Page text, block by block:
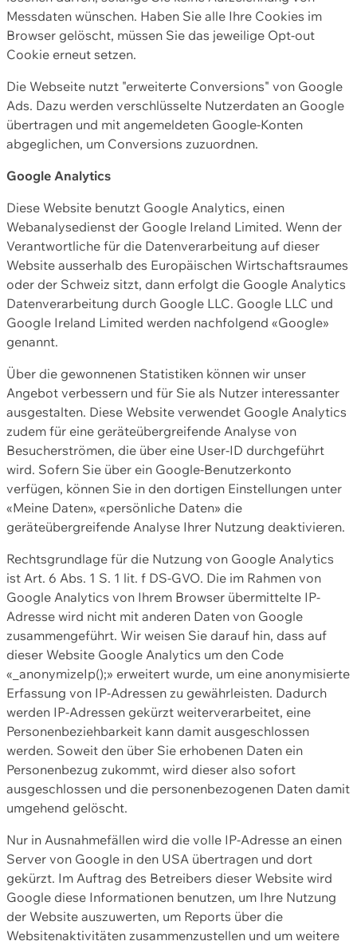
Messdaten wünschen. Haben Sie alle Ihre Cookies im
Browser gelöscht, müssen Sie das jeweilige Opt-out
Cookie erneut setzen.
Die Webseite nutzt "erweiterte Conversions" von Google
Ads. Dazu werden verschlüsselte Nutzerdaten an Google
übertragen und mit angemeldeten Google-Konten
abgeglichen, um Conversions zuzuordnen.
Google Analytics
Diese Website benutzt Google Analytics, einen
Webanalysedienst der Google Ireland Limited. Wenn der
Verantwortliche für die Datenverarbeitung auf dieser
Website ausserhalb des Europäischen Wirtschaftsraumes
oder der Schweiz sitzt, dann erfolgt die Google Analytics
Datenverarbeitung durch Google LLC. Google LLC und
Google Ireland Limited werden nachfolgend «Google»
genannt.
Über die gewonnenen Statistiken können wir unser
Angebot verbessern und für Sie als Nutzer interessanter
ausgestalten. Diese Website verwendet Google Analytics
zudem für eine geräteübergreifende Analyse von
Besucherströmen, die über eine User-ID durchgeführt
wird. Sofern Sie über ein Google-Benutzerkonto
verfügen, können Sie in den dortigen Einstellungen unter
«Meine Daten», «persönliche Daten» die
geräteübergreifende Analyse Ihrer Nutzung deaktivieren.
Rechtsgrundlage für die Nutzung von Google Analytics
ist Art. 6 Abs. 1 S. 1 lit. f DS-GVO. Die im Rahmen von
Google Analytics von Ihrem Browser übermittelte IP-
Adresse wird nicht mit anderen Daten von Google
zusammengeführt. Wir weisen Sie darauf hin, dass auf
dieser Website Google Analytics um den Code
«_anonymizeIp();» erweitert wurde, um eine anonymisierte
Erfassung von IP-Adressen zu gewährleisten. Dadurch
werden IP-Adressen gekürzt weiterverarbeitet, eine
Personenbeziehbarkeit kann damit ausgeschlossen
werden. Soweit den über Sie erhobenen Daten ein
Personenbezug zukommt, wird dieser also sofort
ausgeschlossen und die personenbezogenen Daten damit
umgehend gelöscht.
Nur in Ausnahmefällen wird die volle IP-Adresse an einen
Server von Google in den USA übertragen und dort
gekürzt. Im Auftrag des Betreibers dieser Website wird
Google diese Informationen benutzen, um Ihre Nutzung
der Website auszuwerten, um Reports über die
Websitenaktivitäten zusammenzustellen und um weitere